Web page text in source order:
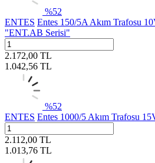
%52
ENTES Entes 150/5A Akım Trafosu
"ENT.AB Serisi"
2.172,00 TL
1.042,56 TL
%52
ENTES Entes 1000/5 Akım Trafosu
2.112,00 TL
1.013,76 TL